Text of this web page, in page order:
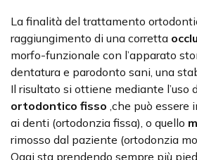
La finalità del trattamento
raggiungimento di una corretta
morfo-funzionale con l’apparato
dentatura e parodonto sani, una
Il risultato si ottiene mediante l’uso
ortodontico fisso ,che può essere
ai denti (ortodonzia fissa), o quello
rimosso dal paziente (ortodonzia
Oggi sta prendendo sempre più